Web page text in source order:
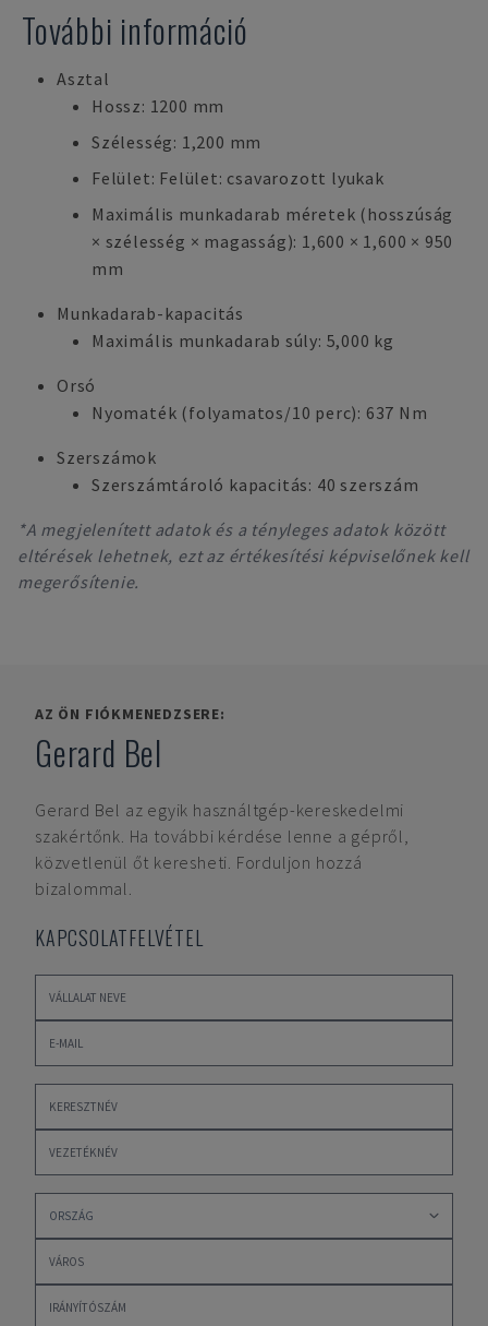
További információ
Asztal
Hossz: 1200 mm
Szélesség: 1,200 mm
Felület: Felület: csavarozott lyukak
Maximális munkadarab méretek (hosszúság
× szélesség × magasság): 1,600 × 1,600 × 950
mm
Munkadarab-kapacitás
Maximális munkadarab súly: 5,000 kg
Orsó
Nyomaték (folyamatos/10 perc): 637 Nm
Szerszámok
Szerszámtároló kapacitás: 40 szerszám
*A megjelenített adatok és a tényleges adatok között
eltérések lehetnek, ezt az értékesítési képviselőnek kell
megerősítenie.
AZ ÖN FIÓKMENEDZSERE:
Gerard Bel
Gerard Bel az egyik használtgép-kereskedelmi
szakértőnk. Ha további kérdése lenne a gépről,
közvetlenül őt keresheti. Forduljon hozzá
bizalommal.
KAPCSOLATFELVÉTEL